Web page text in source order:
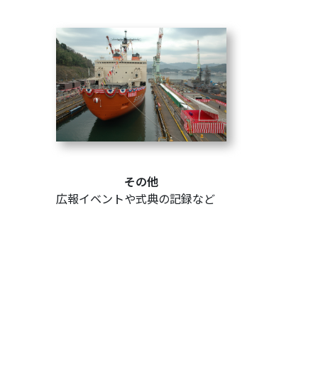
その他
広報イベントや式典の記録など